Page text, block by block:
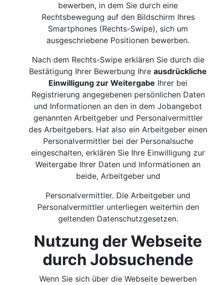
bewerben, in dem Sie durch eine
Rechtsbewegung auf den Bildschirm Ihres
Smartphones (Rechts-Swipe), sich um
ausgeschriebene Positionen bewerben.
Nach dem Rechts-Swipe erklären Sie durch die
Bestätigung Ihrer Bewerbung Ihreausdrückliche
Einwilligung zur Weitergabe Ihrer bei
Registrierung angegebenen persönlichen Daten
und Informationen an den in dem Jobangebot
genannten Arbeitgeber und Personalvermittler
des Arbeitgebers. Hat also ein Arbeitgeber einen
Personalvermittler bei der Personalsuche
eingeschalten, erklären Sie Ihre Einwilligung zur
Weitergabe Ihrer Daten und Informationen an
beide, Arbeitgeber und
Personalvermittler. Die Arbeitgeber und
Personalvermittler unterliegen weiterhin den
geltenden Datenschutzgesetzen.
Nutzung der Webseite
durch Jobsuchende
Wenn Sie sich über die Webseite bewerben